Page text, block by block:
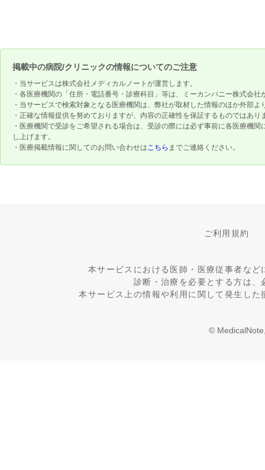
掲載中の病院/クリニックの情報についてのご注意
・当サービスは株式会社メディカルノートが運営します。
・各医療機関の「住所・電話番号・診療科目」等は、ミーカンパニー株式会
・当サービスで検索対象となる医療機関は、弊社が取材した情報のほか外部
・正確な情報提供を努めておりますが、内容の正確性を保証するものではあり
・医療機関で受診をご希望される場合は、受診の際には必ず事前に各医療機
し上げます。
・医療掲載情報に関してのお問い合わせはこちら までご連絡ください。
ご利用規約
本サービスにおける医師・医療従事者な
診断・治療を必要とする方は
本サービス上の情報や利用に関して発生し
©